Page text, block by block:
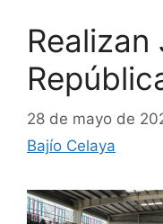
28 de mayo de
Bajío Celaya